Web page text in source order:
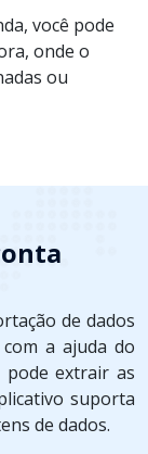
você pode
onde o
ou
de dados
a ajuda do
pode extrair as
suporta
de dados.